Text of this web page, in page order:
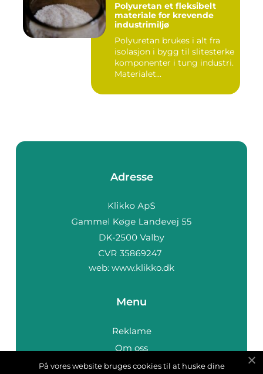
Polyuretan et fleksibelt
materiale for krevende
industrimiljø
Polyuretan brukes i alt fra
isolasjon i bygg til slitesterke
komponenter i tung industri.
Materialet...
Adresse
web: www.klikko.dk
Menu
Reklame
Om oss
Cookies
På vores website bruges cookies til at huske dine